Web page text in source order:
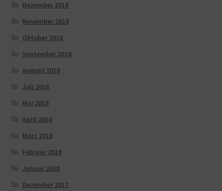
Dezember 2018
November 2018
Oktober 2018
September 2018
August 2018
Juli 2018
Mai 2018
April 2018
März 2018
Februar 2018
Januar 2018
Dezember 2017